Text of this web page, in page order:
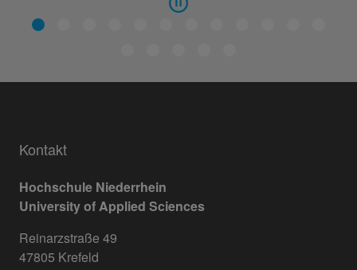
Kontakt
Hochschule Niederrhein
University of Applied Sciences
Reinarzstraße 49
47805 Krefeld